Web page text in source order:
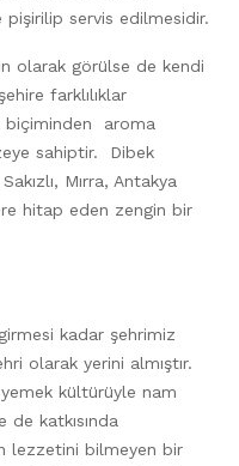
pişirilip servis edilmesidir.
olarak görülse de kendi
farklılıklar
biçiminden aroma
sahiptir. Dibek
Mırra, Antakya
hitap eden zengin bir
kadar şehrimiz
olarak yerini almıştır.
kültürüyle nam
katkısında
lezzetini bilmeyen bir